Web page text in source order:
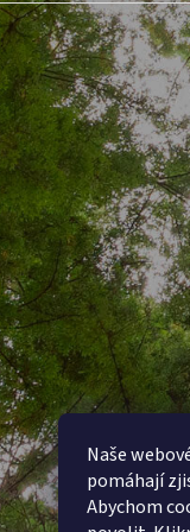
Naše
pomáhají
Abychom